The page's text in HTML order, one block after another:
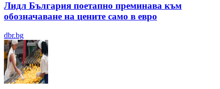
Лидл България поетапно преминава към
обозначаване на цените само в евро
dbr.bg